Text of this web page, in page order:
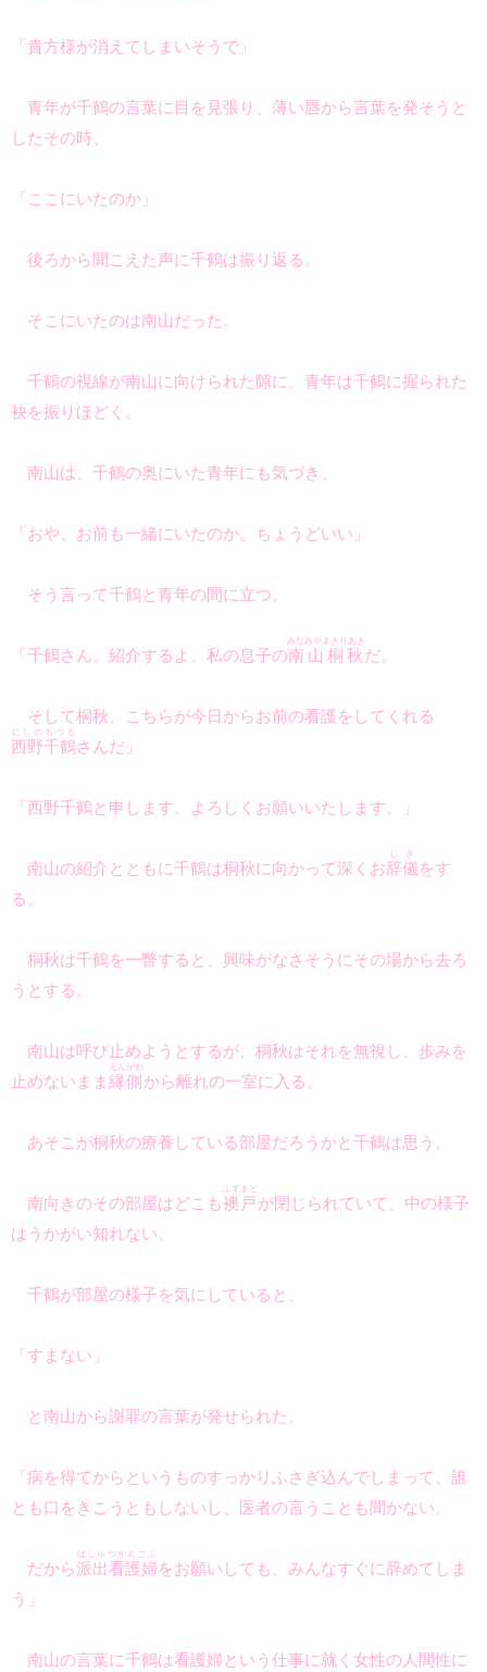
「貴方様が消えてしまいそうで」
青年が千鶴の言葉に目を見張り、薄い唇から言葉を発そうと
したその時、
「ここにいたのか」
後ろから聞こえた声に千鶴は振り返る。
そこにいたのは南山だった。
千鶴の視線が南山に向けられた隙に、青年は千鶴に握られた
袂を振りほどく。
南山は、千鶴の奥にいた青年にも気づき、
「おや、お前も一緒にいたのか。ちょうどいい」
そう言って千鶴と青年の間に立つ。
「千鶴さん。紹介するよ。私の息子の南山桐秋
みなみやまきりあき
だ。
そして桐秋、こちらが今日からお前の看護をしてくれる
西野千鶴
にしのちづる
さんだ」
「西野千鶴と申します。よろしくお願いいたします。」
南山の紹介とともに千鶴は桐秋に向かって深くお辞儀
じぎ
をす
る。
桐秋は千鶴を一瞥すると、興味がなさそうにその場から去ろ
うとする。
南山は呼び止めようとするが、桐秋はそれを無視し、歩みを
止めないまま 縁側
えんがわ
から離れの一室に入る。
あそこが桐秋の療養している部屋だろうかと千鶴は思う。
南向きのその部屋はどこも襖戸
ふすまど
が閉じられていて、中の様子
はうかがい知れない。
千鶴が部屋の様子を気にしていると、
「すまない」
と南山から謝罪の言葉が発せられた。
「病を得てからというものすっかりふさぎ込んでしまって、誰
とも口をきこうともしないし、医者の言うことも聞かない。
だから派出看護婦
はしゅつかんごふ
をお願いしても、みんなすぐに辞めてしま
う」
南山の言葉に千鶴は看護婦という仕事に就く女性の人間性に